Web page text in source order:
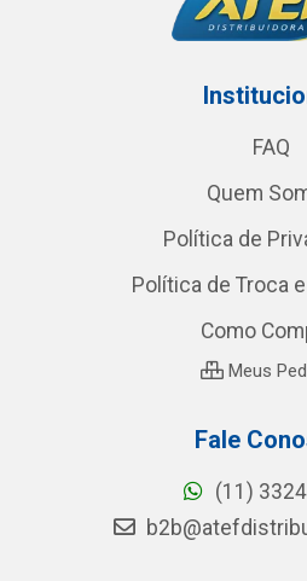
FAQ
Quem
Política de
Política de Troca
Como
Meus
Fale
(11)